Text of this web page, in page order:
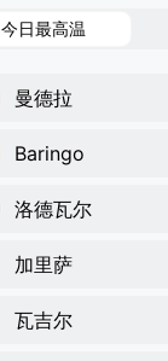
今日最高温
曼德拉
Baringo
洛德瓦尔
加里萨
瓦吉尔